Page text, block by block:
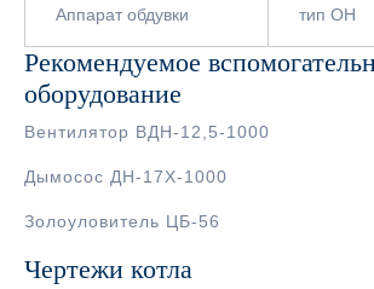
Аппарат обдувки тип ОН
Рекомендуемое
оборудование
Вентилятор ВДН-12,5-1000
Дымосос ДН-17Х-1000
Золоуловитель ЦБ-56
Чертежи котла